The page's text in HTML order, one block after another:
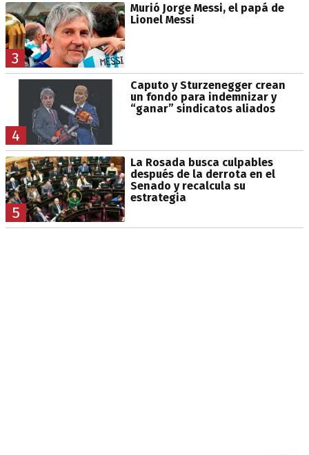
3
Murió Jorge Messi, el papá de
Lionel Messi
4
Caputo y Sturzenegger crean
un fondo para indemnizar y
“ganar” sindicatos aliados
5
La Rosada busca culpables
después de la derrota en el
Senado y recalcula su
estrategia